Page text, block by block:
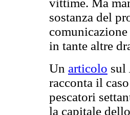
vittime. Ma
sostanza del
in tante altre
Un articolo sul
racconta il
pescatori
la capitale